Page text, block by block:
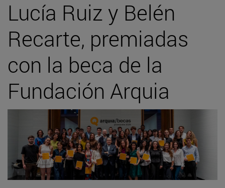
Lucía Ruiz y Belén
Recarte, premiadas
con la beca de la
Fundación Arquia